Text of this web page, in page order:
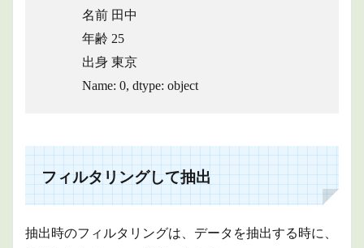
名前 田中
年齢 25
出身 東京
Name: 0, dtype: object
フィルタリングして抽出
抽出時のフィルタリングは、データを抽出する時に、